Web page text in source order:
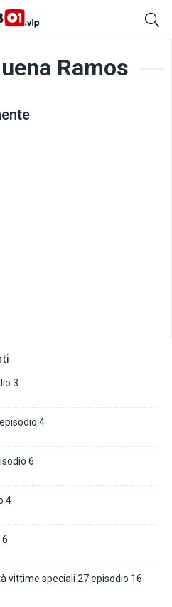
Ramos
3
4
6
4
6
vittime speciali 27 episodio 16